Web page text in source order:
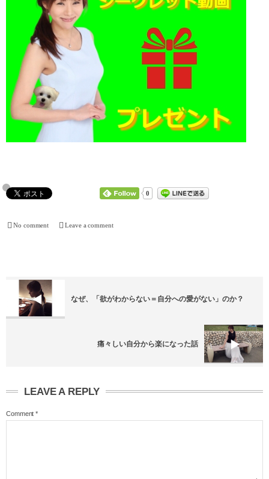
0
No comment Leave a comment
なぜ、「欲がわからない＝自分への愛がない」のか？
痛々しい自分から楽になった話
LEAVE A REPLY
Comment *